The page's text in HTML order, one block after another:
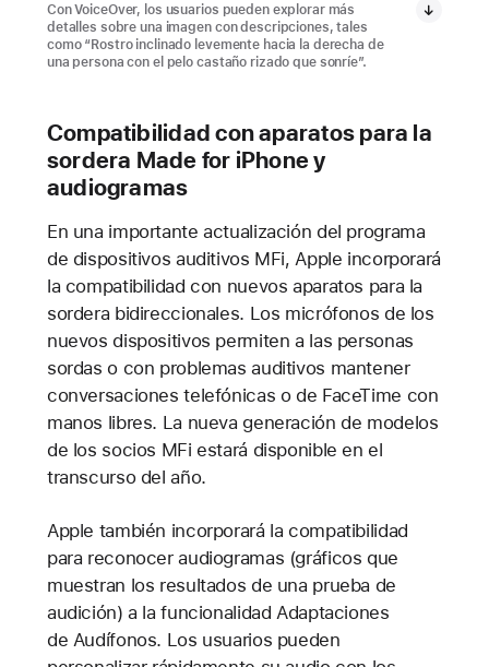
Con VoiceOver, los usuarios pueden explorar más
detalles sobre una imagen con descripciones, tales
como “Rostro inclinado levemente hacia la derecha de
una persona con el pelo castaño rizado que sonríe”.
Compatibilidad con aparatos para la
sordera Made for iPhone y
audiogramas
En una importante actualización del programa
de dispositivos auditivos MFi, Apple incorporará
la compatibilidad con nuevos aparatos para la
sordera bidireccionales. Los micrófonos de los
nuevos dispositivos permiten a las personas
sordas o con problemas auditivos mantener
conversaciones telefónicas o de FaceTime con
manos libres. La nueva generación de modelos
de los socios MFi estará disponible en el
transcurso del año.
Apple también incorporará la compatibilidad
para reconocer audiogramas (gráficos que
muestran los resultados de una prueba de
audición) a la funcionalidad Adaptaciones
de Audífonos. Los usuarios pueden